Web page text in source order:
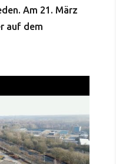
Am 21. März
auf dem